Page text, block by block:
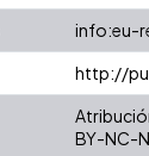
info:eu-
http://
BY-NC-